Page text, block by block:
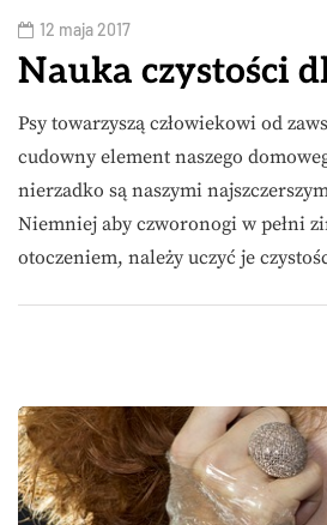
12 maja 2017
Nauka czystości
Psy towarzyszą człowiekowi od
cudowny element naszego
nierzadko są naszymi
Niemniej aby czworonogi w pełni
otoczeniem, należy uczyć je